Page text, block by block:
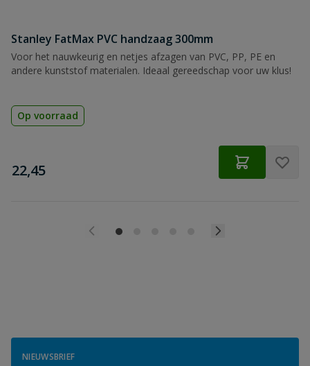
Stanley FatMax PVC handzaag 300mm
Voor het nauwkeurig en netjes afzagen van PVC, PP, PE en
andere kunststof materialen. Ideaal gereedschap voor uw klus!
Op voorraad
€
22,45
NIEUWSBRIEF